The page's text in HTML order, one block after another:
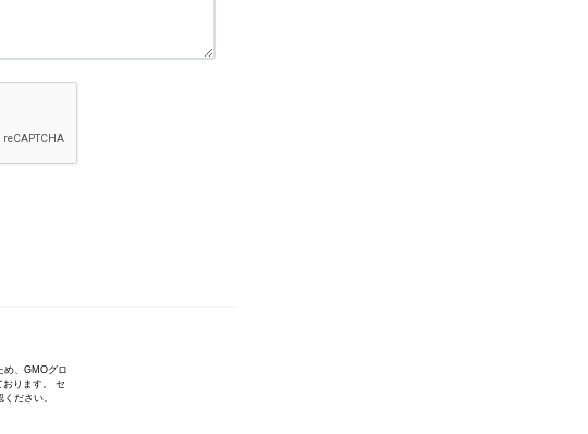
め、GMOグロ
おります。 セ
ださい。